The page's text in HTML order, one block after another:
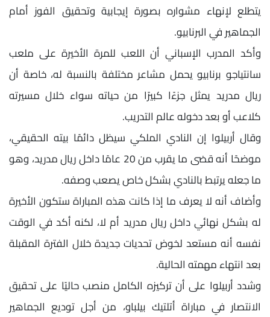
يتطلع لإنهاء مشواره بصورة إيجابية وتحقيق الفوز أمام
الجماهير في البرنابيو.
وأكد المدرب الإسباني أن اللعب للمرة الأخيرة على ملعب
سانتياجو برنابيو يحمل مشاعر مختلفة بالنسبة له، خاصة أن
ريال مدريد يمثل جزءًا كبيرًا من حياته سواء خلال مسيرته
كلاعب أو بعد دخوله عالم التدريب.
وقال أربيلوا إن النادي الملكي سيظل دائمًا بيته الحقيقي،
موضحًا أنه قضى ما يقرب من 20 عامًا داخل ريال مدريد، وهو
ما جعله يرتبط بالنادي بشكل خاص يصعب وصفه.
وأضاف أنه لا يعرف ما إذا كانت هذه المباراة ستكون الأخيرة
له بشكل نهائي داخل ريال مدريد أم لا، لكنه أكد في الوقت
نفسه أنه مستعد لخوض تحديات جديدة خلال الفترة المقبلة
بعد انتهاء مهمته الحالية.
وشدد أربيلوا على أن تركيزه الكامل منصب حاليًا على تحقيق
الانتصار في مباراة أتلتيك بيلباو، من أجل توديع الجماهير